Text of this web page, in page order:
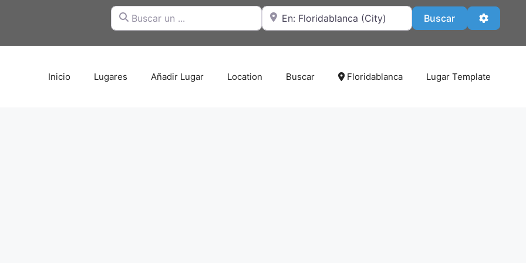
Buscar un ... Cerca de BuscarBuscar
Inicio Lugares Añadir Lugar Location Buscar Floridablanca Lugar Template